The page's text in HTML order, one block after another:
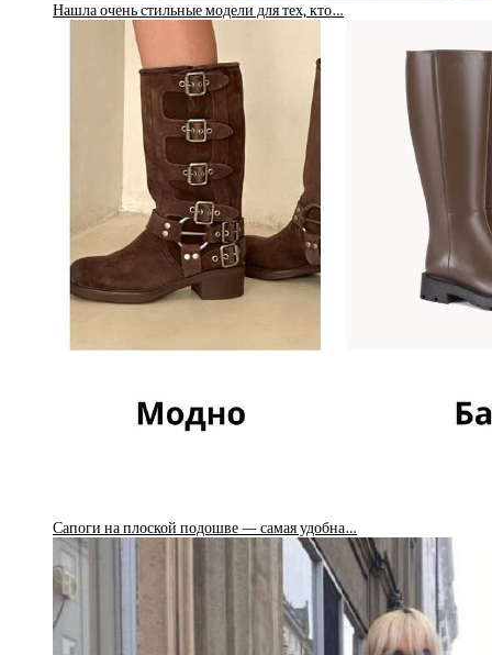
Нашла очень стильные модели для тех, кто…
Сапоги на плоской подошве — самая удобна…